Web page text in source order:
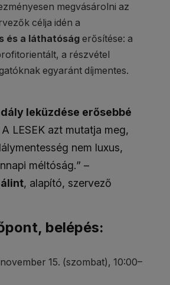
megvásárolni az
célja idén a
és a láthatóság erősítése: a
a részvétel
egyaránt díjmentes.
leküzdése erősebbé
A LESEK azt mutatja meg,
nem luxus,
méltóság.” –
, alapító, szervező
belépés:
15. (szombat), 10:00–